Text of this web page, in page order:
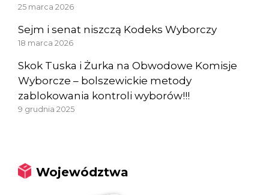
25 marca 2026
Sejm i senat niszczą Kodeks Wyborczy
18 marca 2026
Skok Tuska i Żurka na Obwodowe Komisje
Wyborcze – bolszewickie metody
zablokowania kontroli wyborów!!!
9 grudnia 2025
Województwa